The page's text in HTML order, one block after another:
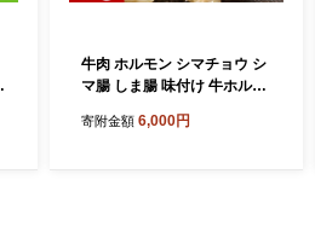
牛肉 ホルモン シマチョウ シ
マ腸 しま腸 味付け 牛ホルモ
ン 塩レモン 塩レモンだれ 冷
寄附金額 6,000円